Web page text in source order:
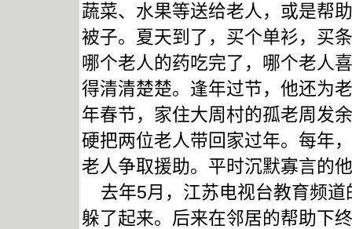
蔬菜、水果等送给老人，或是帮
被子。夏天到了，买个单衫，买
哪个老人的药吃完了，哪个老人
得清清楚楚。逢年过节，他还为
年春节，家住大周村的孤老周发
硬把两位老人带回家过年。每年
老人争取援助。平时沉默寡言的
去年5月，江苏电视台教育频道
躲了起来。后来在邻居的帮助下